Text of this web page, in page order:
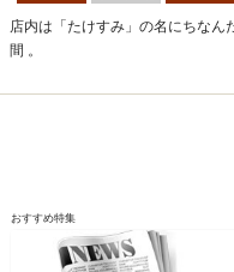
店内は「たけすみ」の名にちなん
間 。
おすすめ特集